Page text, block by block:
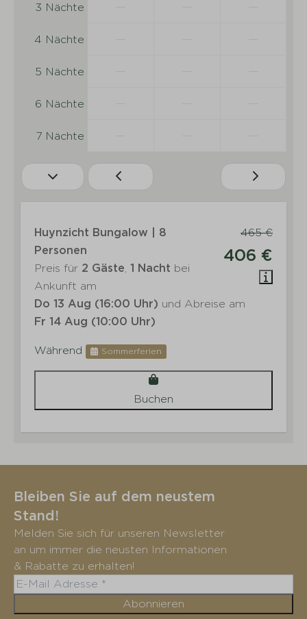
3 Nächte
4 Nächte
5 Nächte
6 Nächte
7 Nächte
465 €
406 €
Huynzicht Bungalow | 8
Personen
Preis für 2 Gäste, 1 Nacht bei
Ankunft am
Do 13 Aug (16:00 Uhr) und Abreise am
Fr 14 Aug (10:00 Uhr)
Während Sommerferien
Buchen
Bleiben Sie auf dem neustem
Stand!
Melden Sie sich für unseren Newsletter
an um immer die neusten Informationen
& Rabatte zu erhalten!
Abonnieren